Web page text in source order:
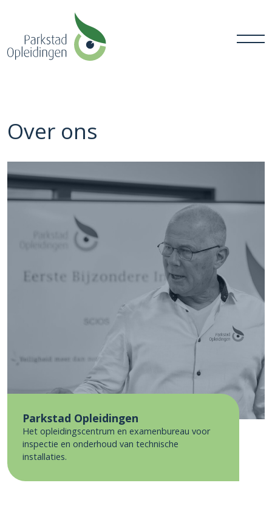
Over ons
Parkstad Opleidingen
Het opleidingscentrum en examenbureau voor
inspectie en onderhoud van technische
installaties.